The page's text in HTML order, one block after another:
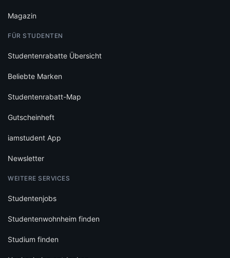
Magazin
FÜR STUDENTEN
Studentenrabatte Übersicht
Beliebte Marken
Studentenrabatt-Map
Gutscheinheft
iamstudent App
Newsletter
WEITERE SERVICES
Studentenjobs
Studentenwohnheim finden
Studium finden